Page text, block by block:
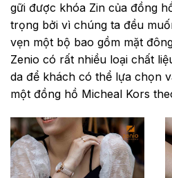
gữi được khóa Zin của đồng
trọng bởi vì chúng ta đều
vẹn một bộ bao gồm mặt
Zenio có rất nhiều loại chất
da để khách có thể lựa chọn
một đồng hồ Micheal Kors